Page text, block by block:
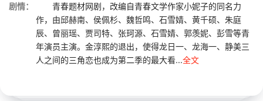
剧情：
青春题材网剧，改编自青春文学作家小妮子的同名力
作，由邱赫南、侯佩杉、魏哲鸣、石雪婧、黄千硕、朱庭
辰、曾丽瑶、贾司特、张珂源、石雪婧、郭羡妮、彭雪等青
年演员主演。金淳熙的退出，使得龙日一、龙海一、静美三
人之间的三角恋也成为第二季的最大看...全文